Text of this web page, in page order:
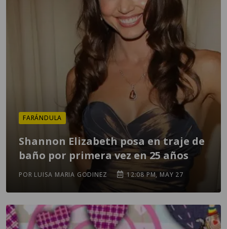
FARÁNDULA
Shannon Elizabeth posa en traje de
baño por primera vez en 25 años
POR LUISA MARIA GODINEZ 12:08 PM, MAY 27